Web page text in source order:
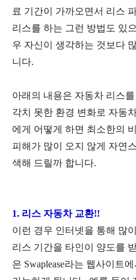
료 기간이 가까오면서 리스
리스를 하는 그런 방법도 있
우 자신이 생각하는 것보다
니다.
아래의 내용은 자동차 리스
각치 못한 환경 변화로 자동
에게 어떻게 하면 최소한의
피해가 많이 오지 않게 자연
색해 드릴까 합니다.
1. 리스 자동차 교환!!
이런 경우 인터넷을 통해 많
리스 기간을 타인이 양도를
은 Swaplease라는 웹사이트